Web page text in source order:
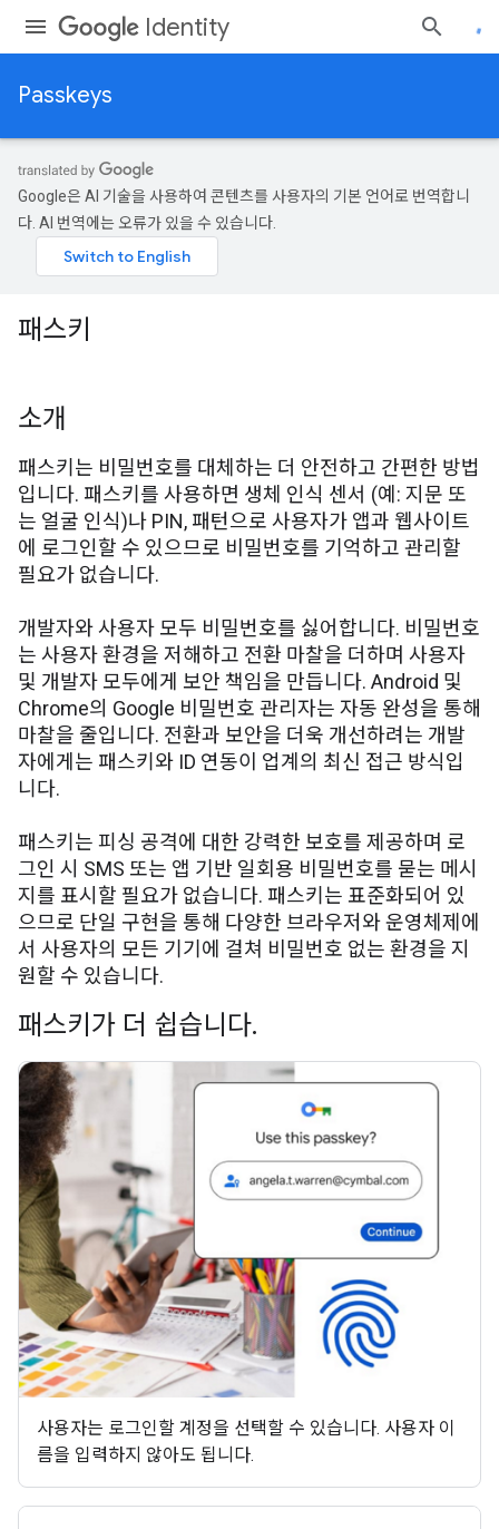
Identity
Passkeys
Google은 AI 기술을 사용하여 콘텐츠를 사용자의 기본 언어로 번역합니
다. AI 번역에는 오류가 있을 수 있습니다.
패스키
소개
패스키는 비밀번호를 대체하는 더 안전하고 간편한 방법
입니다. 패스키를 사용하면 생체 인식 센서 (예: 지문 또
는 얼굴 인식)나 PIN, 패턴으로 사용자가 앱과 웹사이트
에 로그인할 수 있으므로 비밀번호를 기억하고 관리할
필요가 없습니다.
개발자와 사용자 모두 비밀번호를 싫어합니다. 비밀번호
는 사용자 환경을 저해하고 전환 마찰을 더하며 사용자
및 개발자 모두에게 보안 책임을 만듭니다. Android 및
Chrome의 Google 비밀번호 관리자는 자동 완성을 통해
마찰을 줄입니다. 전환과 보안을 더욱 개선하려는 개발
자에게는 패스키와 ID 연동이 업계의 최신 접근 방식입
니다.
패스키는 피싱 공격에 대한 강력한 보호를 제공하며 로
그인 시 SMS 또는 앱 기반 일회용 비밀번호를 묻는 메시
지를 표시할 필요가 없습니다. 패스키는 표준화되어 있
으므로 단일 구현을 통해 다양한 브라우저와 운영체제에
서 사용자의 모든 기기에 걸쳐 비밀번호 없는 환경을 지
원할 수 있습니다.
패스키가 더 쉽습니다.
사용자는 로그인할 계정을 선택할 수 있습니다. 사용자 이
름을 입력하지 않아도 됩니다.